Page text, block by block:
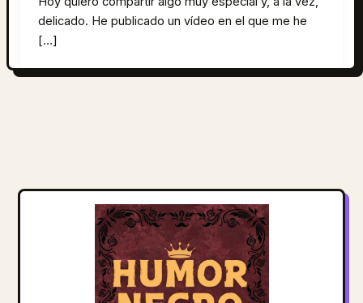
delicado. He publicado un vídeo en el que me he
[…]